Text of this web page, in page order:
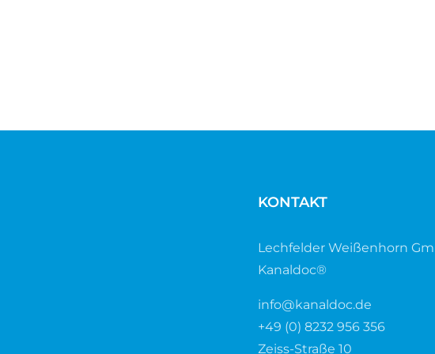
KONTAKT
Lechfelder Weißenhorn
Kanaldoc®
info@kanaldoc.de
+49 (0) 8232 956 356
Zeiss-Straße 10